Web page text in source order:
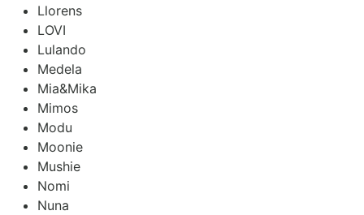
Llorens
LOVI
Lulando
Medela
Mia&Mika
Mimos
Modu
Moonie
Mushie
Nomi
Nuna